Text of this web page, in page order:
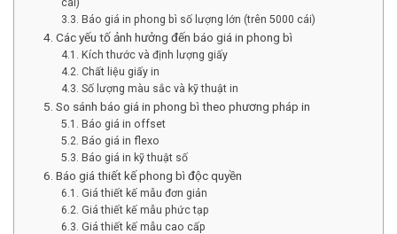
3.3. Báo giá in phong bì số lượng lớn (trên 5000 cái)
4. Các yếu tố ảnh hưởng đến báo giá in phong bì
4.1. Kích thước và định lượng giấy
4.2. Chất liệu giấy in
4.3. Số lượng màu sắc và kỹ thuật in
5. So sánh báo giá in phong bì theo phương pháp in
5.1. Báo giá in offset
5.2. Báo giá in flexo
5.3. Báo giá in kỹ thuật số
6. Báo giá thiết kế phong bì độc quyền
6.1. Giá thiết kế mẫu đơn giản
6.2. Giá thiết kế mẫu phức tạp
6.3. Giá thiết kế mẫu cao cấp